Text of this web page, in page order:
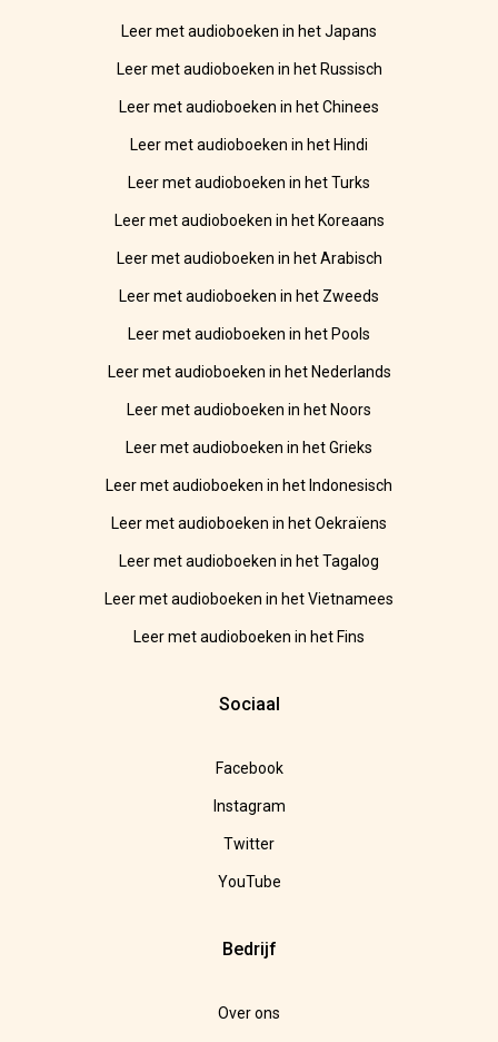
Leer met audioboeken in het Japans
Leer met audioboeken in het Russisch
Leer met audioboeken in het Chinees
Leer met audioboeken in het Hindi
Leer met audioboeken in het Turks
Leer met audioboeken in het Koreaans
Leer met audioboeken in het Arabisch
Leer met audioboeken in het Zweeds
Leer met audioboeken in het Pools
Leer met audioboeken in het Nederlands
Leer met audioboeken in het Noors
Leer met audioboeken in het Grieks
Leer met audioboeken in het Indonesisch
Leer met audioboeken in het Oekraïens
Leer met audioboeken in het Tagalog
Leer met audioboeken in het Vietnamees
Leer met audioboeken in het Fins
Sociaal
Facebook
Instagram
Twitter
YouTube
Bedrijf
Over ons